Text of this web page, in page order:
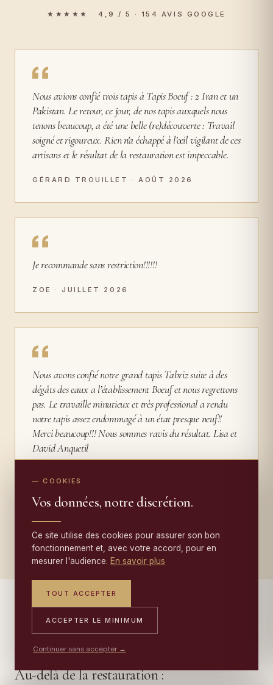
★★★★★ 4,9 / 5 · 154 AVIS GOOGLE
Nous avions confié trois tapis à Tapis Boeuf : 2 Iran et un
Pakistan. Le retour, ce jour, de nos tapis auxquels nous
tenons beaucoup, a été une belle (re)découverte : Travail
soigné et rigoureux. Rien n'a échappé à l’œil vigilant de ces
artisans et le résultat de la restauration est impeccable.
GÉRARD TROUILLET · AOÛT 2026
Je recommande sans restriction!!!!!!
ZOE · JUILLET 2026
Nous avons confié notre grand tapis Tabriz suite à des
dégâts des eaux a l’établissement Boeuf et nous regrettons
pas. Le travaille minutieux et très professional a rendu
notre tapis assez endommagé à un état presque neuf!!
Merci beaucoup!!! Nous sommes ravis du résultat. Lisa et
David Anquetil
LIRE TOUS LES TÉMOIGNAGES →
— AU-DELÀ DE LA RESTAURATION
Au-delà de la restauration :
— COOKIES
Vos données, notre discrétion.
Ce site utilise des cookies pour assurer son bon
fonctionnement et, avec votre accord, pour en
mesurer l'audience. En savoir plus
TOUT ACCEPTER
ACCEPTER LE MINIMUM
Continuer sans accepter →